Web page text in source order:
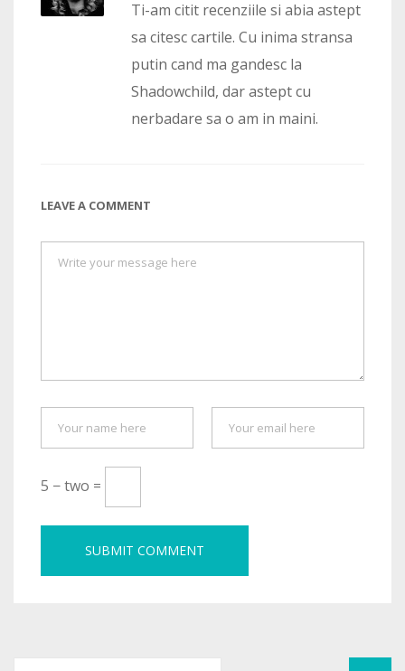
Ti-am citit recenziile si abia astept
sa citesc cartile. Cu inima stransa
putin cand ma gandesc la
Shadowchild, dar astept cu
nerbadare sa o am in maini.
LEAVE A COMMENT
5 − two =